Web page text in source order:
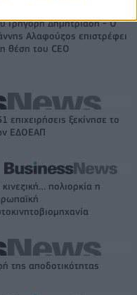
Γρηγόρη Δημητριάδη - Ο
Αλαφούζος επιστρέφει
θέση του CEO
ξεκίνησε το
ΕΔΟΕΑΠ
κινεζική… πολιορκία η
της αποδοτικότητας